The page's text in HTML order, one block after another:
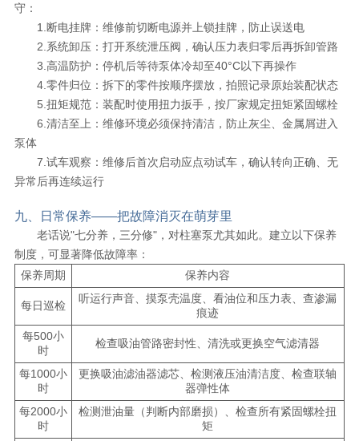
守：
1.断电挂牌：维修前切断电源并上锁挂牌，防止误送电
2.系统卸压：打开系统泄压阀，确认压力表归零后再拆卸管路
3.高温防护：停机后等待泵体冷却至40°C以下再操作
4.零件归位：拆下的零件按顺序摆放，拍照记录原始装配状态
5.扭矩规范：装配时使用扭力扳手，按厂家规定扭矩紧固螺栓
6.清洁至上：维修环境必须保持清洁，防止灰尘、金属屑进入
泵体
7.试车观察：维修后首次启动应点动试车，确认转向正确、无
异常后再连续运行
九、日常保养——把故障消灭在萌芽里
老话说"七分养，三分修"，对柱塞泵尤其如此。建立以下保养
制度，可显著降低故障率：
保养周期
保养内容
每日巡检
听运行声音、摸泵壳温度、看油位和压力表、查渗漏
痕迹
每500小
时
检查吸油管路密封性、清洗或更换空气滤清器
每1000小
时
更换吸油滤油器滤芯、检测液压油清洁度、检查联轴
器弹性体
每2000小
时
检测泄油量（判断内部磨损）、检查所有紧固螺栓扭
矩